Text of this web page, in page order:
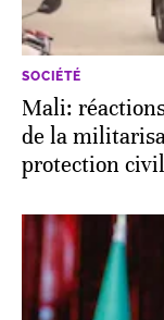
SOCIÉTÉ
Mali:
de la
protection